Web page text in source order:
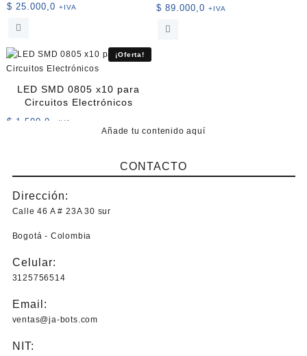
$ 25.000,0 +IVA $ 89.000,0 +IVA
¡Oferta!
LED SMD 0805 x10 para
Circuitos Electrónicos
$ 1.500,0 +IVA
variantes.
Las
se
elegir
en
producto
Añade tu contenido aquí
CONTACTO
Dirección:
Calle 46 A # 23A 30 sur
Bogotá - Colombia
Celular:
3125756514
Email:
ventas@ja-bots.com
NIT: